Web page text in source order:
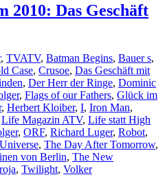
2010: Das Geschäft
, TVATV, Batman Begins, Bauer s,
Case, Crusoe, Das Geschäft mit
, Der Herr der Ringe, Dominic
, Flags of our Fathers, Glück im
, Herbert Kloiber, I, Iron Man,
Life Magazin ATV, Life statt High
, ORF, Richard Luger, Robot,
, The Day After Tomorrow,
von Berlin, The New
, Twilight, Volker